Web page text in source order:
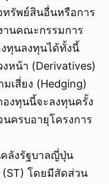
รัพย์สินอื่นหรือการ
นคณะกรรมการ
ทุนลงทุนได้ทั้งนี้
หน้า (Derivatives)
เสี่ยง (Hedging)
งทุนนี้จะลงทุนครั้ง
ครบอายุโครงการ
ลังรัฐบาลญี่ปุ่น
โดยมีสัดส่วน